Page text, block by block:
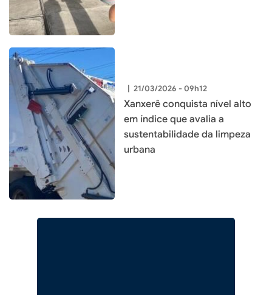
| 21/03/2026 - 09h12
Xanxerê conquista nível alto
em índice que avalia a
sustentabilidade da limpeza
urbana